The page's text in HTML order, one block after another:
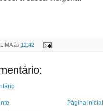
às 12:42
Página inicial